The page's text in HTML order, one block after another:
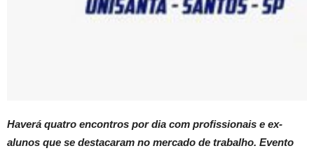
Haverá quatro encontros por dia com profissionais e ex-
alunos que se destacaram no mercado de trabalho. Evento